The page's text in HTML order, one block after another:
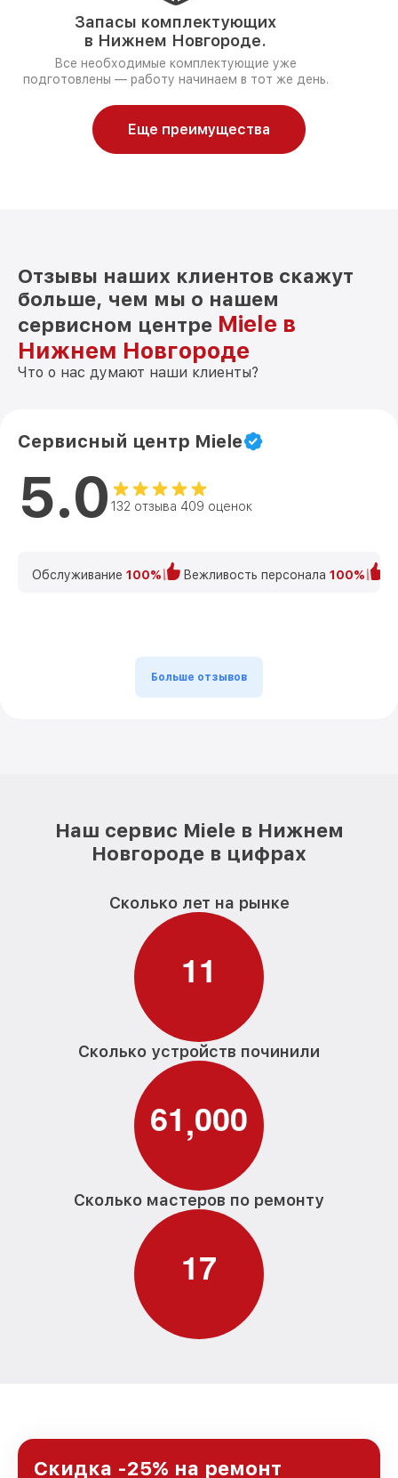
Запасы комплектующих
в Нижнем Новгороде.
Все необходимые комплектующие уже
подготовлены — работу начинаем в тот же день.
Еще преимущества
Отзывы наших клиентов скажут
больше, чем мы о нашем
сервисном центре Miele в
Нижнем Новгороде
Что о нас думают наши клиенты?
Сервисный центр Miele
5.0 132 отзыва 409 оценок
Обслуживание 100% Вежливость персонала 100%
Больше отзывов
Наш сервис Miele в Нижнем
Новгороде в цифрах
Сколько лет на рынке
11
Сколько устройств починили
61,000
Сколько мастеров по ремонту
17
Скидка -25% на ремонт